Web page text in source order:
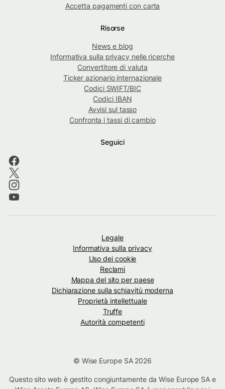
Accetta pagamenti con carta
Risorse
News e blog
Informativa sulla privacy nelle ricerche
Convertitore di valuta
Ticker azionario internazionale
Codici SWIFT/BIC
Codici IBAN
Avvisi sul tasso
Confronta i tassi di cambio
Seguici
Legale
Informativa sulla privacy
Uso dei cookie
Reclami
Mappa del sito per paese
Dichiarazione sulla schiavitù moderna
Proprietà intellettuale
Truffe
Autorità competenti
© Wise Europe SA 2026
Questo sito web è gestito congiuntamente da Wise Europe SA e